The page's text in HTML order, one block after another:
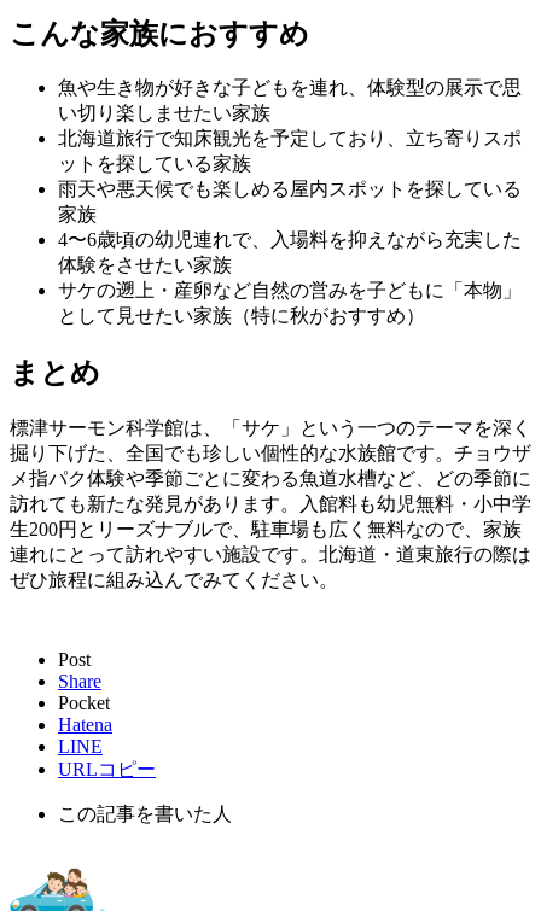
こんな家族におすすめ
魚や生き物が好きな子どもを連れ、体験型の展示で思
い切り楽しませたい家族
北海道旅行で知床観光を予定しており、立ち寄りスポ
ットを探している家族
雨天や悪天候でも楽しめる屋内スポットを探している
家族
4〜6歳頃の幼児連れで、入場料を抑えながら充実した
体験をさせたい家族
サケの遡上・産卵など自然の営みを子どもに「本物」
として見せたい家族（特に秋がおすすめ）
まとめ
標津サーモン科学館は、「サケ」という一つのテーマを深く
掘り下げた、全国でも珍しい個性的な水族館です。チョウザ
メ指パク体験や季節ごとに変わる魚道水槽など、どの季節に
訪れても新たな発見があります。入館料も幼児無料・小中学
生200円とリーズナブルで、駐車場も広く無料なので、家族
連れにとって訪れやすい施設です。北海道・道東旅行の際は
ぜひ旅程に組み込んでみてください。
Post
Share
Pocket
Hatena
LINE
URLコピー
この記事を書いた人